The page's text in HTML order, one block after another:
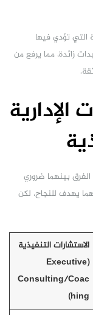
التي تؤدي فيها
زائدة، مما يرفع من
الإدارية
بينهما ضروري
يهدف للنجاح، لكن
الاستشارات التنفيذية
(Executive
Consulting/Coac
hing)